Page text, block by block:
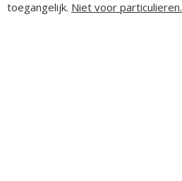
toegangelijk. Niet voor particulieren.